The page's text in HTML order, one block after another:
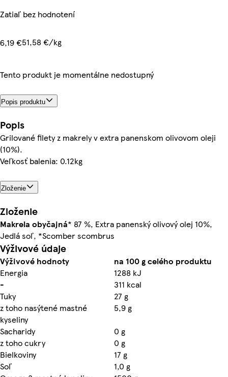
Zatiaľ bez hodnotení
6,19 €51,58 €/kg
Tento produkt je momentálne nedostupný
Popis produktu
Popis
Grilované filety z makrely v extra panenskom olivovom oleji
(10%).
Veľkosť balenia: 0.12kg
Zloženie
Zloženie
Makrela obyčajná* 87 %, Extra panenský olivový olej 10%,
Jedlá soľ, *Scomber scombrus
Výživové údaje
Výživové hodnoty
na 100 g celého produktu
Energia
1288 kJ
-
311 kcal
Tuky
27 g
z toho nasýtené mastné
kyseliny
5,9 g
Sacharidy
0 g
z toho cukry
0 g
Bielkoviny
17 g
Soľ
1,0 g